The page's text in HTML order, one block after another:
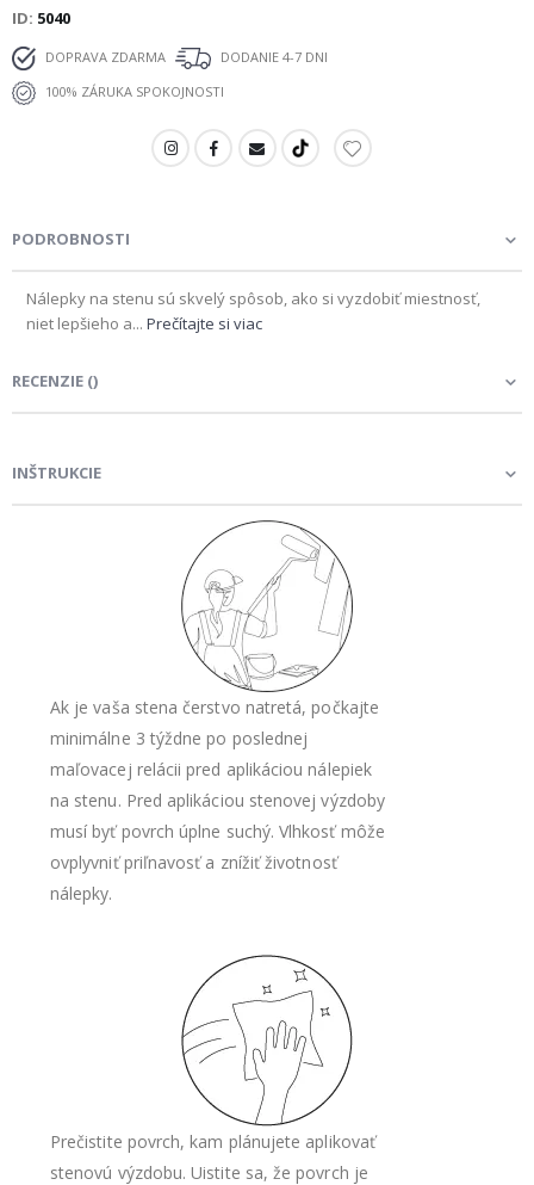
ID 5040
DOPRAVA ZDARMA
DODANIE 4-7 DNI
100% ZÁRUKA SPOKOJNOSTI
PODROBNOSTI
Nálepky na stenu sú skvelý spôsob, ako si vyzdobiť miestnosť,
niet lepšieho a... Prečítajte si viac
RECENZIE ()
INŠTRUKCIE
Ak je vaša stena čerstvo natretá, počkajte
minimálne 3 týždne po poslednej
maľovacej relácii pred aplikáciou nálepiek
na stenu. Pred aplikáciou stenovej výzdoby
musí byť povrch úplne suchý. Vlhkosť môže
ovplyvniť priľnavosť a znížiť životnosť
nálepky.
Prečistite povrch, kam plánujete aplikovať
stenovú výzdobu. Uistite sa, že povrch je